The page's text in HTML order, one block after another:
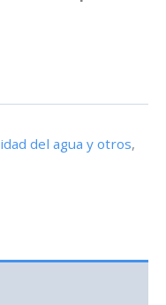
del agua y otros,